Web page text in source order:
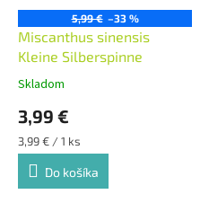
5,99 € –33 %
Miscanthus sinensis
Kleine Silberspinne
Skladom
3,99 €
Jednotková
cena:
3,99 € / 1 ks
Do košíka